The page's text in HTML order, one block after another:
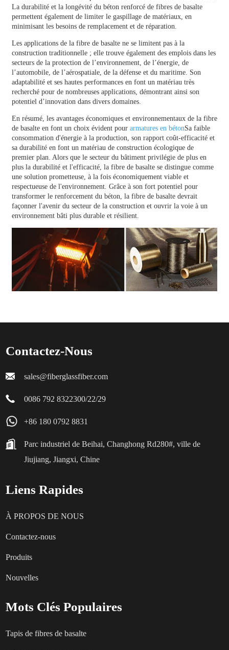
La durabilité et la longévité du béton renforcé de fibres de basalte
permettent également de limiter le gaspillage de matériaux, en
minimisant les besoins de remplacement et de réparation.
Les applications de la fibre de basalte ne se limitent pas à la
construction traditionnelle ; elle trouve également des emplois dans les
secteurs de la protection de l’environnement, de l’énergie, de
l’automobile, de l’aérospatiale, de la défense et du maritime. Son
adaptabilité et ses hautes performances en font un matériau très
recherché pour de nombreuses applications, démontrant ainsi son
potentiel d’innovation dans divers domaines.
En résumé, les avantages économiques et environnementaux de la fibre
de basalte en font un choix évident pour armatures en bétonSa faible
consommation d'énergie à la production, son rapport coût-efficacité et
sa durabilité en font un matériau de construction écologique de
premier plan. Alors que le secteur du bâtiment privilégie de plus en
plus la durabilité et l'efficacité, la fibre de basalte se distingue comme
une solution prometteuse, à la fois économiquement viable et
respectueuse de l'environnement. Grâce à son fort potentiel pour
transformer le renforcement du béton, la fibre de basalte devrait
façonner l'avenir du secteur de la construction et ouvrir la voie à un
environnement bâti plus durable et résilient.
Contactez-Nous
sales@fiberglassfiber.com
0086 792 8322300/22/29
+86 180 0792 8831
Parc industriel de Beihai, Changhong Rd280#, ville de
Jiujiang, Jiangxi, Chine
Liens Rapides
À PROPOS DE NOUS
Contactez-nous
Produits
Nouvelles
Mots Clés Populaires
Tapis de fibres de basalte